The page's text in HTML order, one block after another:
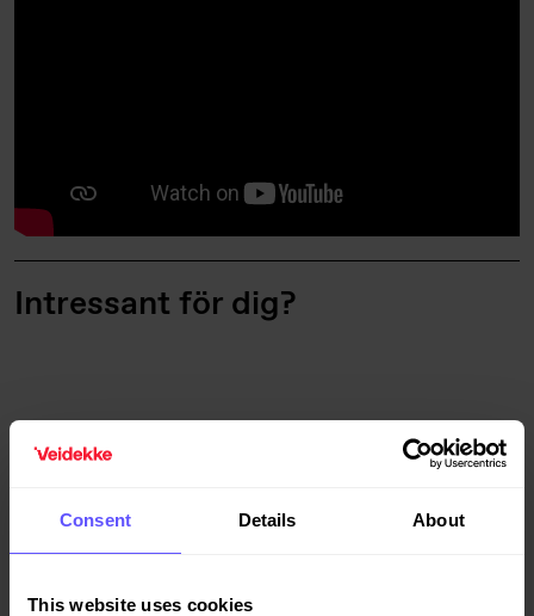
Consent Details About
This website uses cookies
Intressant för dig?